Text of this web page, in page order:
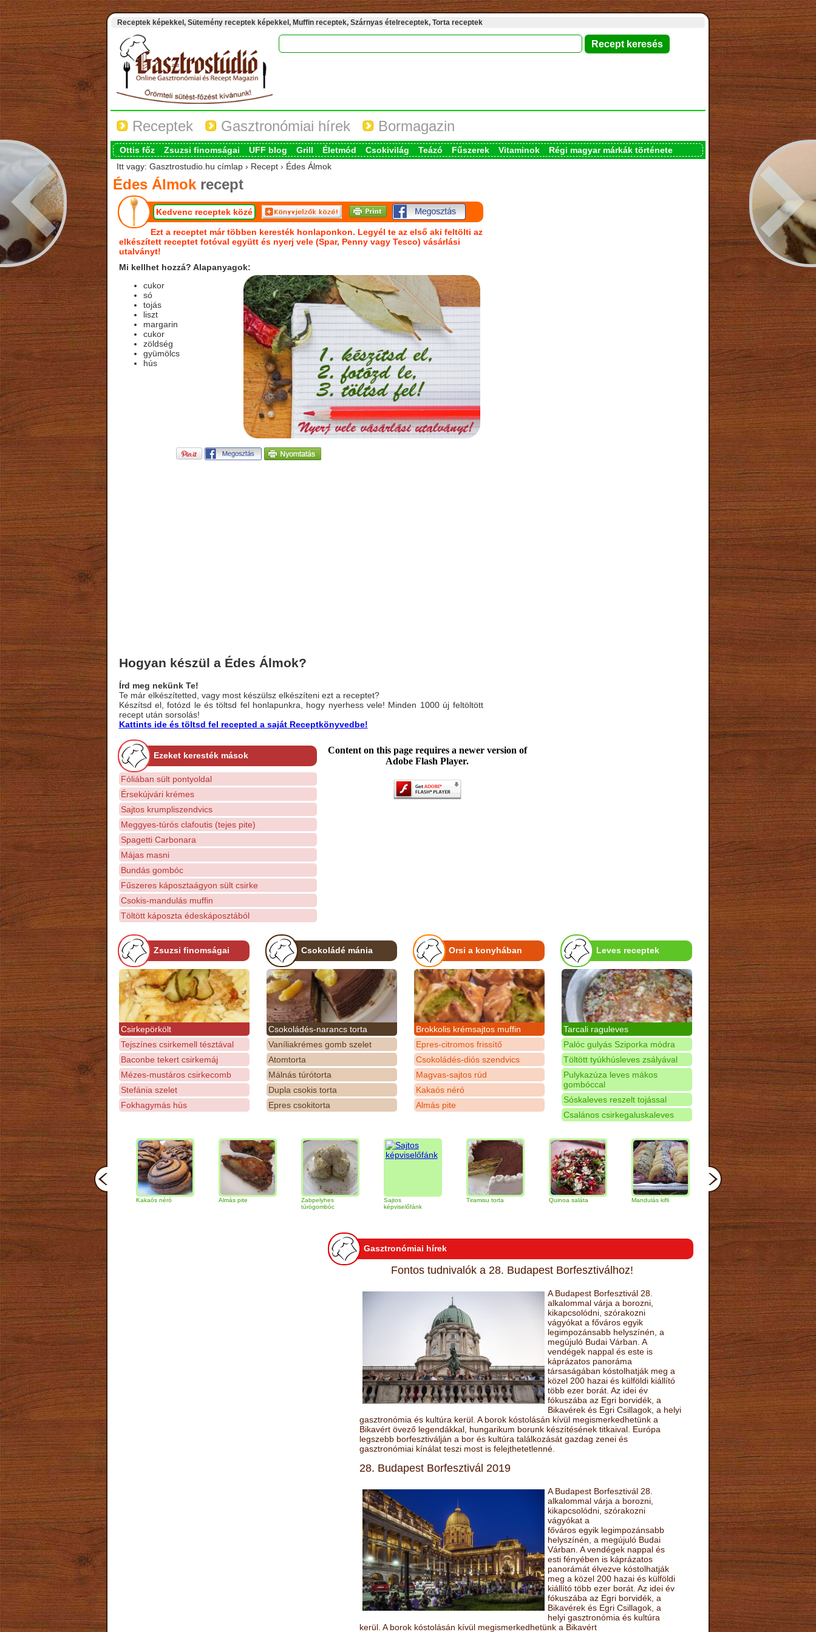
Receptek képekkel, Sütemény receptek képekkel, Muffin receptek, Szárnyas ételreceptek, Torta receptek
Receptek Gasztronómiai hírek Bormagazin
Ottis főz Zsuzsi finomságai UFF blog Grill Életmód Csokivilág Teázó Fűszerek Vitaminok
Régi magyar márkák története
Itt vagy: Gasztrostudio.hu címlap › Recept › Édes Álmok
Édes Álmokrecept
Kedvenc receptek közé
Ezt a receptet már többen keresték honlaponkon. Legyél te az első aki feltölti az
elkészített receptet fotóval együtt és nyerj vele (Spar, Penny vagy Tesco) vásárlási
utalványt!
Mi kellhet hozzá? Alapanyagok:
cukor
só
tojás
liszt
margarin
cukor
zöldség
gyümölcs
hús
Hogyan készül a Édes Álmok?
Írd meg nekünk Te!
Te már elkészítetted, vagy most készülsz elkészíteni ezt a receptet?
Készítsd el, fotózd le és töltsd fel honlapunkra, hogy nyerhess vele! Minden 1000 új feltöltött
recept után sorsolás!
Kattints ide és töltsd fel recepted a saját Receptkönyvedbe!
Ezeket keresték mások
Fóliában sült pontyoldal
Érsekújvári krémes
Sajtos krumpliszendvics
Meggyes-túrós clafoutis (tejes pite)
Spagetti Carbonara
Májas masni
Bundás gombóc
Fűszeres káposztaágyon sült csirke
Csokis-mandulás muffin
Töltött káposzta édeskáposztából
Content on this page requires a newer version of
Adobe Flash Player.
Zsuzsi finomságai
Csirkepörkölt
Tejszínes csirkemell tésztával
Baconbe tekert csirkemáj
Mézes-mustáros csirkecomb
Stefánia szelet
Fokhagymás hús
Csokoládé mánia
Csokoládés-narancs torta
Vaníliakrémes gomb szelet
Atomtorta
Málnás túrótorta
Dupla csokis torta
Epres csokitorta
Orsi a konyhában
Brokkolis krémsajtos muffin
Epres-citromos frissítő
Csokoládés-diós szendvics
Magvas-sajtos rúd
Kakaós néró
Almás pite
Leves receptek
Tarcali raguleves
Palóc gulyás Sziporka módra
Töltött tyúkhúsleves zsályával
Pulykazúza leves mákos
gombóccal
Sóskaleves reszelt tojással
Csalános csirkegaluskaleves
Magvas-sajtos rúd Kakaós néró Almás pite
Zabpelyhes
túrógombóc
képviselőfánk
Tiramisu torta Quinoa saláta Mandulás kifli
Csokoládés-
narancs torta
Gasztronómiai hírek
Fontos tudnivalók a 28. Budapest Borfesztiválhoz!
A Budapest Borfesztivál 28.
alkalommal várja a borozni,
kikapcsolódni, szórakozni
vágyókat a főváros egyik
legimpozánsabb helyszínén, a
megújuló Budai Várban. A
vendégek nappal és este is
káprázatos panoráma
társaságában kóstolhatják meg a
közel 200 hazai és külföldi kiállító
több ezer borát. Az idei év
fókuszába az Egri borvidék, a
Bikavérek és Egri Csillagok, a helyi
gasztronómia és kultúra kerül. A borok kóstolásán kívül megismerkedhetünk a
Bikavért övező legendákkal, hungarikum borunk készítésének titkaival. Európa
legszebb borfesztiválján a bor és kultúra találkozását gazdag zenei és
gasztronómiai kínálat teszi most is felejthetetlenné.
28. Budapest Borfesztivál 2019
A Budapest Borfesztivál 28.
alkalommal várja a borozni,
kikapcsolódni, szórakozni
vágyókat a
főváros egyik legimpozánsabb
helyszínén, a megújuló Budai
Várban. A vendégek nappal és
esti fényében is káprázatos
panorámát élvezve kóstolhatják
meg a közel 200 hazai és külföldi
kiállító több ezer borát. Az idei év
fókuszába az Egri borvidék, a
Bikavérek és Egri Csillagok, a
helyi gasztronómia és kultúra
kerül. A borok kóstolásán kívül megismerkedhetünk a Bikavért